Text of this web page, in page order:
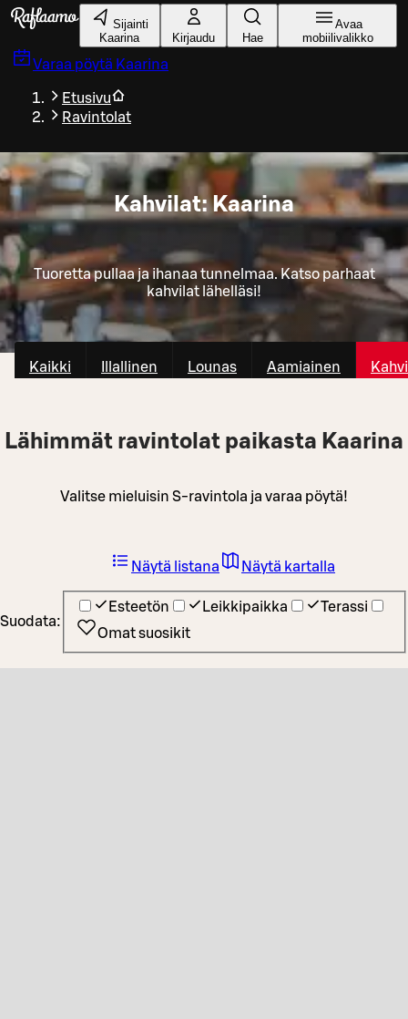
Siirry pääsisältöön
Sijainti
Kaarina
Kirjaudu Hae
Avaa
mobiilivalikko
Varaa pöytä Kaarina
Etusivu
Ravintolat
Kahvilat: Kaarina
Tuoretta pullaa ja ihanaa tunnelmaa. Katso parhaat
kahvilat lähelläsi!
Kaikki Illallinen Lounas Aamiainen
Lähimmät ravintolat paikasta Kaarina
Valitse mieluisin S-ravintola ja varaa pöytä!
Suodata:
Esteetön Leikkipaikka
Terassi
Omat suosikit
Näytä listana Näytä kartalla